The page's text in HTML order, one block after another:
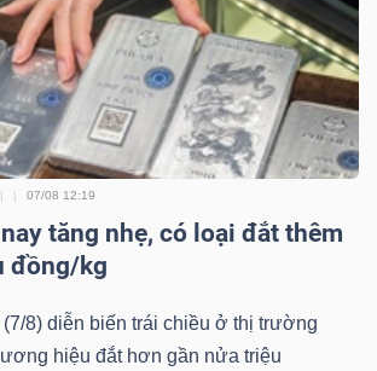
07/08 12:19
tăng nhẹ, có loại đắt thêm
đồng/kg
8) diễn biến trái chiều ở thị trường
hiệu đắt hơn gần nửa triệu